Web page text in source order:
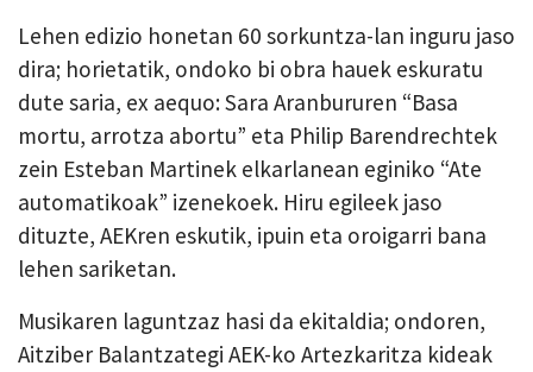
Lehen edizio honetan 60 sorkuntza-lan inguru jaso
dira; horietatik, ondoko bi obra hauek eskuratu
dute saria, ex aequo: Sara Aranbururen “Basa
mortu, arrotza abortu” eta Philip Barendrechtek
zein Esteban Martinek elkarlanean eginiko “Ate
automatikoak” izenekoek. Hiru egileek jaso
dituzte, AEKren eskutik, ipuin eta oroigarri bana
lehen sariketan.
Musikaren laguntzaz hasi da ekitaldia; ondoren,
Aitziber Balantzategi AEK-ko Artezkaritza kideak